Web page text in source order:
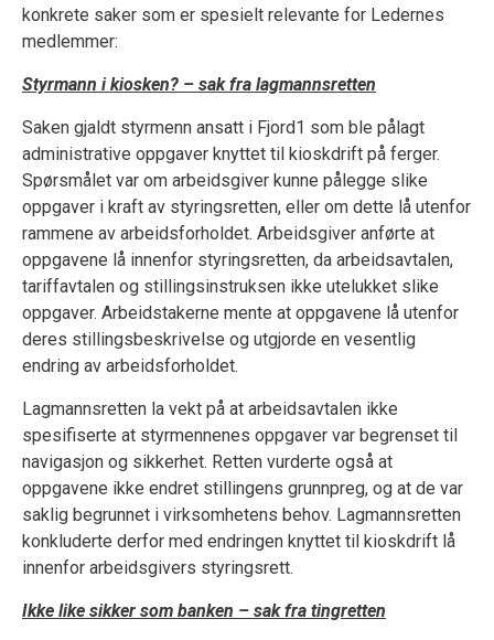
konkrete saker som er spesielt relevante for Ledernes
medlemmer:
Styrmann i kiosken? – sak fra lagmannsretten
Saken gjaldt styrmenn ansatt i Fjord1 som ble pålagt
administrative oppgaver knyttet til kioskdrift på ferger.
Spørsmålet var om arbeidsgiver kunne pålegge slike
oppgaver i kraft av styringsretten, eller om dette lå utenfor
rammene av arbeidsforholdet. Arbeidsgiver anførte at
oppgavene lå innenfor styringsretten, da arbeidsavtalen,
tariffavtalen og stillingsinstruksen ikke utelukket slike
oppgaver. Arbeidstakerne mente at oppgavene lå utenfor
deres stillingsbeskrivelse og utgjorde en vesentlig
endring av arbeidsforholdet.
Lagmannsretten la vekt på at arbeidsavtalen ikke
spesifiserte at styrmennenes oppgaver var begrenset til
navigasjon og sikkerhet. Retten vurderte også at
oppgavene ikke endret stillingens grunnpreg, og at de var
saklig begrunnet i virksomhetens behov. Lagmannsretten
konkluderte derfor med endringen knyttet til kioskdrift lå
innenfor arbeidsgivers styringsrett.
Ikke like sikker som banken – sak fra tingretten